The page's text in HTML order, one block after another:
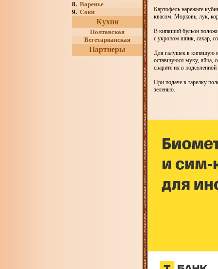
8. Варенье
9. Соки
Кухни
Полтавская
Вегетарианская
Партнеры
Картофель нарежьте
квасом. Морковь, лук,
В кипящий бульон
с укропом шпик, сахар,
Для галушек в кипящую
оставшуюся муку, яйца,
сварите их в
При подаче в тарелку
зеленью.